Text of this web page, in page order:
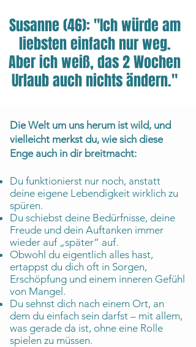
Susanne (46): "Ich würde am
liebsten einfach nur weg.
Aber ich weiß, das 2 Wochen
Urlaub auch nichts ändern."
Die Welt um uns herum ist wild, und
vielleicht merkst du, wie sich diese
Enge auch in dir breitmacht:
Du funktionierst nur noch, anstatt
deine eigene Lebendigkeit wirklich zu
spüren.
Du schiebst deine Bedürfnisse, deine
Freude und dein Auftanken immer
wieder auf „später“ auf.
Obwohl du eigentlich alles hast,
ertappst du dich oft in Sorgen,
Erschöpfung und einem inneren Gefühl
von Mangel.
Du sehnst dich nach einem Ort, an
dem du einfach sein darfst – mit allem,
was gerade da ist, ohne eine Rolle
spielen zu müssen.